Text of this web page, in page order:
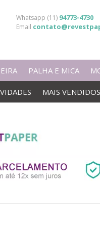
Whatsapp (11) 94773-4730
Email
PALHA E MICA
MAIS VENDIDOS